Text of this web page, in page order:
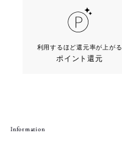
利用するほど還元率が上がる
ポイント還元
Information